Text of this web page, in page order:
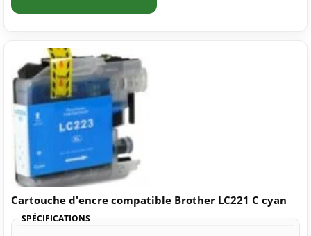
Cartouche d'encre compatible Brother LC221 C cyan
SPÉCIFICATIONS